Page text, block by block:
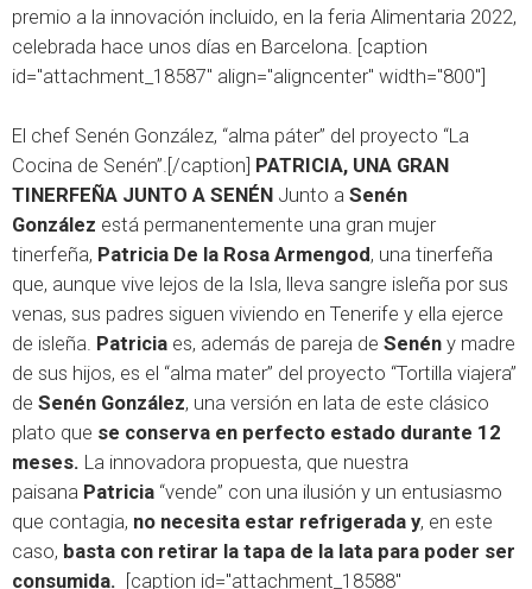
premio a la innovación incluido, en la feria Alimentaria 2022,
celebrada hace unos días en Barcelona. [caption
id="attachment_18587" align="aligncenter" width="800"]
El chef Senén González, “alma páter” del proyecto “La
Cocina de Senén”.[/caption] PATRICIA, UNA GRAN
TINERFEÑA JUNTO A SENÉN Junto a Senén
González está permanentemente una gran mujer
tinerfeña, Patricia De la Rosa Armengod, una tinerfeña
que, aunque vive lejos de la Isla, lleva sangre isleña por sus
venas, sus padres siguen viviendo en Tenerife y ella ejerce
de isleña. Patricia es, además de pareja de Senén y madre
de sus hijos, es el “alma mater” del proyecto “Tortilla viajera”
de Senén González, una versión en lata de este clásico
plato que se conserva en perfecto estado durante 12
meses. La innovadora propuesta, que nuestra
paisana Patricia “vende” con una ilusión y un entusiasmo
que contagia, no necesita estar refrigerada y, en este
caso, basta con retirar la tapa de la lata para poder ser
consumida. [caption id="attachment_18588"